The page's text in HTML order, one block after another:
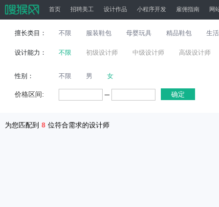
首页 招聘美工 设计作品 小程序开发 雇佣指南 网
擅长类目： 不限 服装鞋包 母婴玩具 精品鞋包 生
设计能力： 不限 初级设计师 中级设计师 高级设计师
性别： 不限 男 女
价格区间: 确定
为您匹配到 8 位符合需求的设计师